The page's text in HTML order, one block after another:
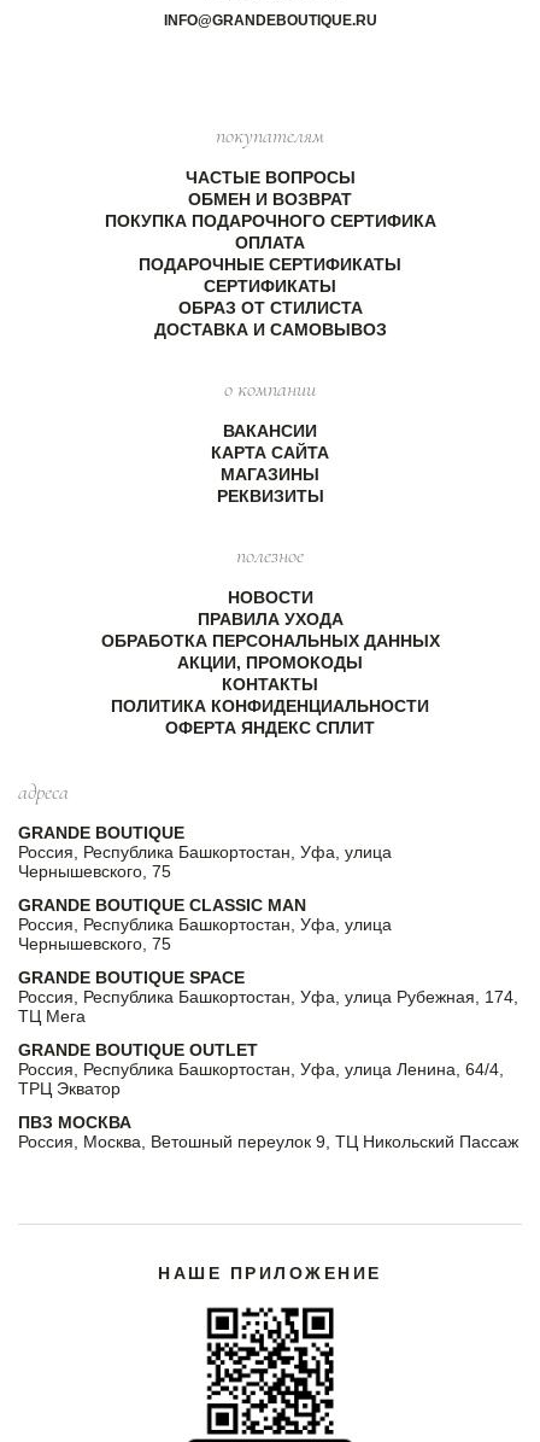
INFO@GRANDEBOUTIQUE.RU
покупателям
ЧАСТЫЕ ВОПРОСЫ
ОБМЕН И ВОЗВРАТ
ПОКУПКА ПОДАРОЧНОГО СЕРТИФИКА
ОПЛАТА
ПОДАРОЧНЫЕ СЕРТИФИКАТЫ
СЕРТИФИКАТЫ
ОБРАЗ ОТ СТИЛИСТА
ДОСТАВКА И САМОВЫВОЗ
о компании
ВАКАНСИИ
КАРТА САЙТА
МАГАЗИНЫ
РЕКВИЗИТЫ
полезное
НОВОСТИ
ПРАВИЛА УХОДА
ОБРАБОТКА ПЕРСОНАЛЬНЫХ ДАННЫХ
АКЦИИ, ПРОМОКОДЫ
КОНТАКТЫ
ПОЛИТИКА КОНФИДЕНЦИАЛЬНОСТИ
ОФЕРТА ЯНДЕКС СПЛИТ
адреса
GRANDE BOUTIQUE
Россия, Республика Башкортостан, Уфа, улица
Чернышевского, 75
GRANDE BOUTIQUE CLASSIC MAN
Россия, Республика Башкортостан, Уфа, улица
Чернышевского, 75
GRANDE BOUTIQUE SPACE
Россия, Республика Башкортостан, Уфа, улица Рубежная, 174,
ТЦ Мега
GRANDE BOUTIQUE OUTLET
Россия, Республика Башкортостан, Уфа, улица Ленина, 64/4,
ТРЦ Экватор
ПВЗ МОСКВА
Россия, Москва, Ветошный переулок 9, ТЦ Никольский Пассаж
НАШЕ ПРИЛОЖЕНИЕ